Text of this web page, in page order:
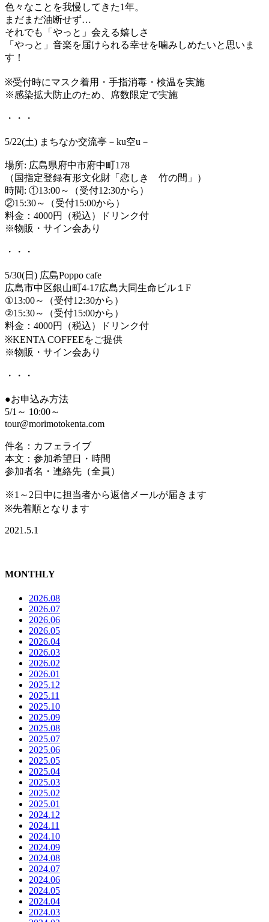
色々なことを我慢してきた1年。
まだまだ油断せず…
それでも「やっと」会える嬉しさ
「やっと」音楽を届けられる幸せを噛みしめたいと思いま
す！
※受付時にマスク着用・手指消毒・検温を実施
※感染拡大防止のため、席数限定で実施
・・・
5/22(土) まちなか交流亭－ku空u－
場所: 広島県府中市府中町178
（国指定登録有形文化財「恋しき 竹の間」）
時間: ①13:00～（受付12:30から）
②15:30～（受付15:00から）
料金：4000円（税込）ドリンク付
※物販・サイン会あり
・・・
5/30(日) 広島Poppo cafe
広島市中区銀山町4-17広島大同生命ビル１F
①13:00～（受付12:30から）
②15:30～（受付15:00から）
料金：4000円（税込）ドリンク付
※KENTA COFFEEをご提供
※物販・サイン会あり
・・・
●お申込み方法
5/1～ 10:00～
tour@morimotokenta.com
件名：カフェライブ
本文：参加希望日・時間
参加者名・連絡先（全員）
※1～2日中に担当者から返信メールが届きます
※先着順となります
2021.5.1
MONTHLY
2026.08
2026.07
2026.06
2026.05
2026.04
2026.03
2026.02
2026.01
2025.12
2025.11
2025.10
2025.09
2025.08
2025.07
2025.06
2025.05
2025.04
2025.03
2025.02
2025.01
2024.12
2024.11
2024.10
2024.09
2024.08
2024.07
2024.06
2024.05
2024.04
2024.03